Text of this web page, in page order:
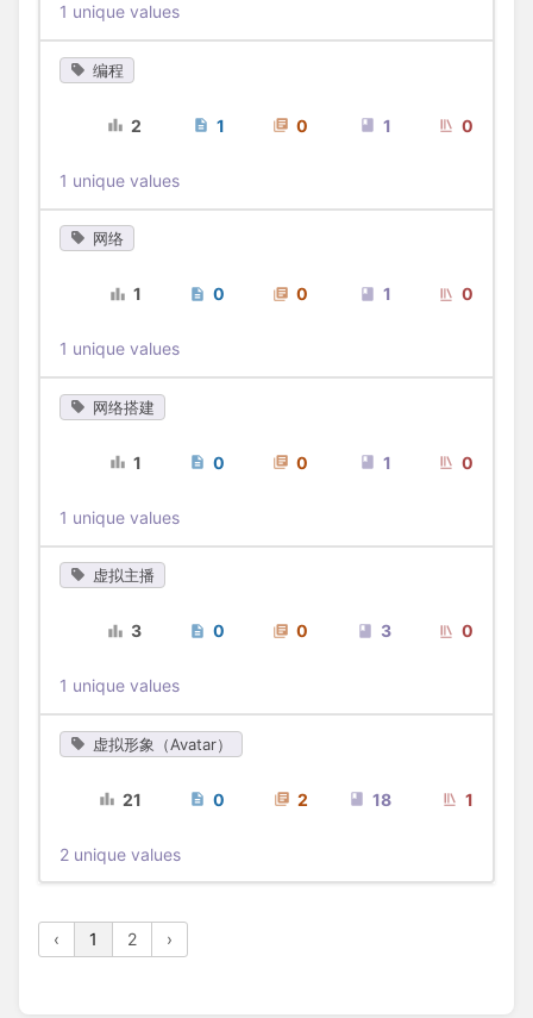
1 unique values
编程
2 1 0 1 0
1 unique values
网络
1 0 0 1 0
1 unique values
网络搭建
1 0 0 1 0
1 unique values
虚拟主播
3 0 0 3 0
1 unique values
虚拟形象（Avatar）
21 0 2 18 1
2 unique values
‹ 1 2 ›